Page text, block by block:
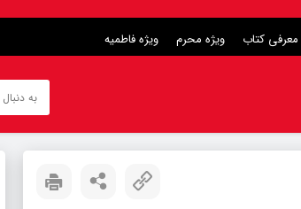
معرفی کتاب ویژه محرم ویژه فاطمیه